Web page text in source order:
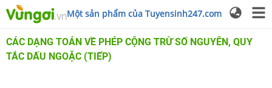
Một sản phẩm của Tuyensinh247.com
CÁC DẠNG TOÁN VỀ PHÉP CỘNG TRỪ SỐ NGUYÊN, QUY
TẮC DẤU NGOẶC (TIẾP)